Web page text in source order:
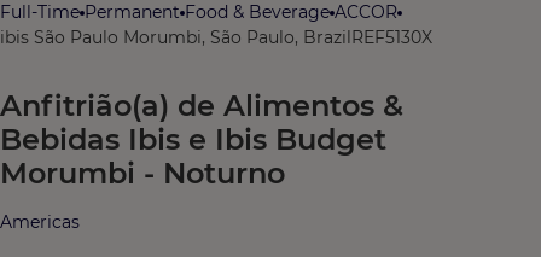
Full-Time Permanent Food & Beverage ACCOR
ibis São Paulo Morumbi, São Paulo, BrazilREF5130X
Anfitrião(a) de Alimentos &
Bebidas Ibis e Ibis Budget
Morumbi - Noturno
Americas